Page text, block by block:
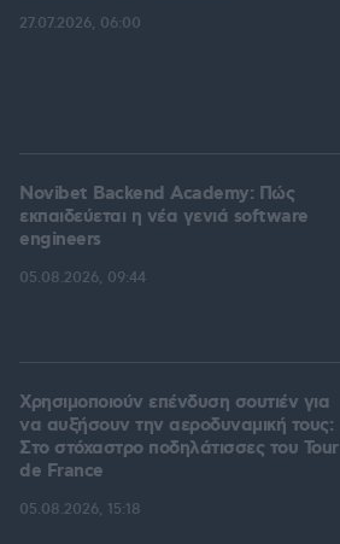
27.07.2026, 06:00
Novibet Backend Academy: Πώς
εκπαιδεύεται η νέα γενιά software
engineers
05.08.2026, 09:44
Χρησιμοποιούν επένδυση σουτιέν για
να αυξήσουν την αεροδυναμική τους:
Στο στόχαστρο ποδηλάτισσες του Tour
de France
05.08.2026, 15:18